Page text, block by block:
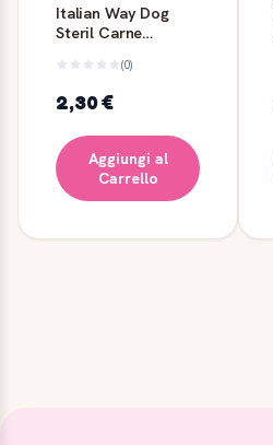
Italian Way Dog
Steril Carne
30g - Giuntini
(0)
2,30 €
Aggiungi al
Carrello